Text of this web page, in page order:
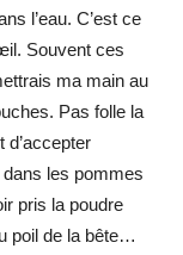
l’eau. C’est ce
Souvent ces
ma main au
Pas folle la
d’accepter
les pommes
pris la poudre
poil de la bête…